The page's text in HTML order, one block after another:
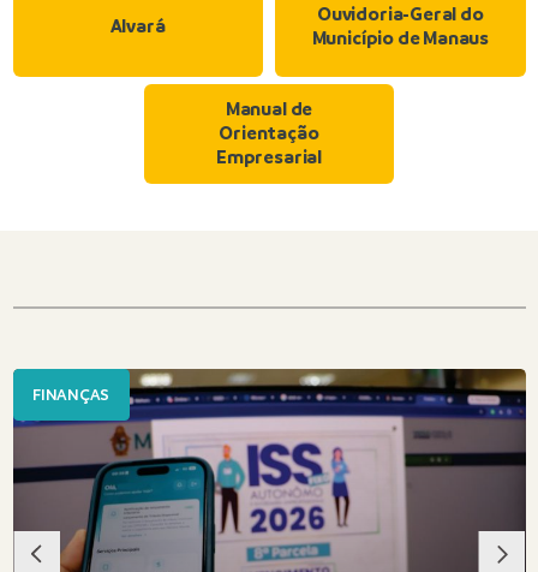
Alvará
Ouvidoria-Geral do
Município de Manaus
Manual de
Orientação
Empresarial
FINANÇAS